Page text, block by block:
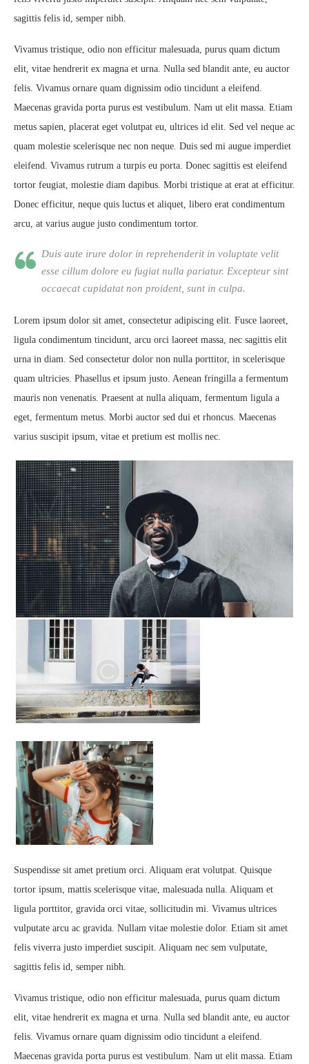
sagittis felis id, semper nibh.
Vivamus tristique, odio non efficitur malesuada, purus quam dictum
elit, vitae hendrerit ex magna et urna. Nulla sed blandit ante, eu auctor
felis. Vivamus ornare quam dignissim odio tincidunt a eleifend.
Maecenas gravida porta purus est vestibulum. Nam ut elit massa. Etiam
metus sapien, placerat eget volutpat eu, ultrices id elit. Sed vel neque ac
quam molestie scelerisque nec non neque. Duis sed mi augue imperdiet
eleifend. Vivamus rutrum a turpis eu porta. Donec sagittis est eleifend
tortor feugiat, molestie diam dapibus. Morbi tristique at erat at efficitur.
Donec efficitur, neque quis luctus et aliquet, libero erat condimentum
arcu, at varius augue justo condimentum tortor.
Duis aute irure dolor in reprehenderit in voluptate velit
esse cillum dolore eu fugiat nulla pariatur. Excepteur sint
occaecat cupidatat non proident, sunt in culpa.
Lorem ipsum dolor sit amet, consectetur adipiscing elit. Fusce laoreet,
ligula condimentum tincidunt, arcu orci laoreet massa, nec sagittis elit
urna in diam. Sed consectetur dolor non nulla porttitor, in scelerisque
quam ultricies. Phasellus et ipsum justo. Aenean fringilla a fermentum
mauris non venenatis. Praesent at nulla aliquam, fermentum ligula a
eget, fermentum metus. Morbi auctor sed dui et rhoncus. Maecenas
varius suscipit ipsum, vitae et pretium est mollis nec.
Suspendisse sit amet pretium orci. Aliquam erat volutpat. Quisque
tortor ipsum, mattis scelerisque vitae, malesuada nulla. Aliquam et
ligula porttitor, gravida orci vitae, sollicitudin mi. Vivamus ultrices
vulputate arcu ac gravida. Nullam vitae molestie dolor. Etiam sit amet
felis viverra justo imperdiet suscipit. Aliquam nec sem vulputate,
sagittis felis id, semper nibh.
Vivamus tristique, odio non efficitur malesuada, purus quam dictum
elit, vitae hendrerit ex magna et urna. Nulla sed blandit ante, eu auctor
felis. Vivamus ornare quam dignissim odio tincidunt a eleifend.
Maecenas gravida porta purus est vestibulum. Nam ut elit massa. Etiam